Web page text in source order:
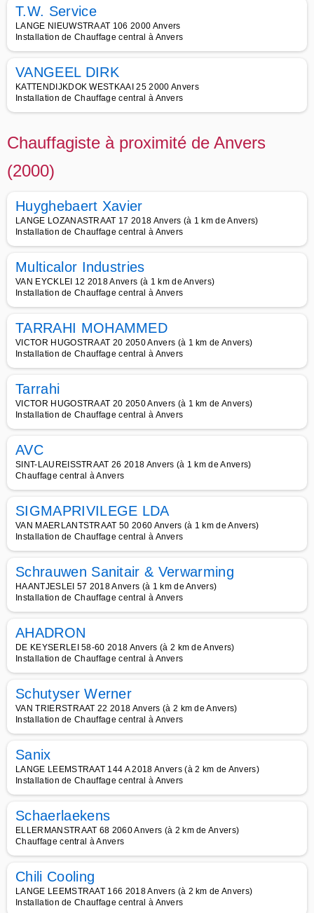
T.W. Service
LANGE NIEUWSTRAAT 106 2000 Anvers
Installation de Chauffage central à Anvers
VANGEEL DIRK
KATTENDIJKDOK WESTKAAI 25 2000 Anvers
Installation de Chauffage central à Anvers
Chauffagiste à proximité de Anvers
(2000)
Huyghebaert Xavier
LANGE LOZANASTRAAT 17 2018 Anvers (à 1 km de Anvers)
Installation de Chauffage central à Anvers
Multicalor Industries
VAN EYCKLEI 12 2018 Anvers (à 1 km de Anvers)
Installation de Chauffage central à Anvers
TARRAHI MOHAMMED
VICTOR HUGOSTRAAT 20 2050 Anvers (à 1 km de Anvers)
Installation de Chauffage central à Anvers
Tarrahi
VICTOR HUGOSTRAAT 20 2050 Anvers (à 1 km de Anvers)
Installation de Chauffage central à Anvers
AVC
SINT-LAUREISSTRAAT 26 2018 Anvers (à 1 km de Anvers)
Chauffage central à Anvers
SIGMAPRIVILEGE LDA
VAN MAERLANTSTRAAT 50 2060 Anvers (à 1 km de Anvers)
Installation de Chauffage central à Anvers
Schrauwen Sanitair & Verwarming
HAANTJESLEI 57 2018 Anvers (à 1 km de Anvers)
Installation de Chauffage central à Anvers
AHADRON
DE KEYSERLEI 58-60 2018 Anvers (à 2 km de Anvers)
Installation de Chauffage central à Anvers
Schutyser Werner
VAN TRIERSTRAAT 22 2018 Anvers (à 2 km de Anvers)
Installation de Chauffage central à Anvers
Sanix
LANGE LEEMSTRAAT 144 A 2018 Anvers (à 2 km de Anvers)
Installation de Chauffage central à Anvers
Schaerlaekens
ELLERMANSTRAAT 68 2060 Anvers (à 2 km de Anvers)
Chauffage central à Anvers
Chili Cooling
LANGE LEEMSTRAAT 166 2018 Anvers (à 2 km de Anvers)
Installation de Chauffage central à Anvers